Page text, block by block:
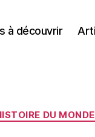
à découvrir
DU MONDE